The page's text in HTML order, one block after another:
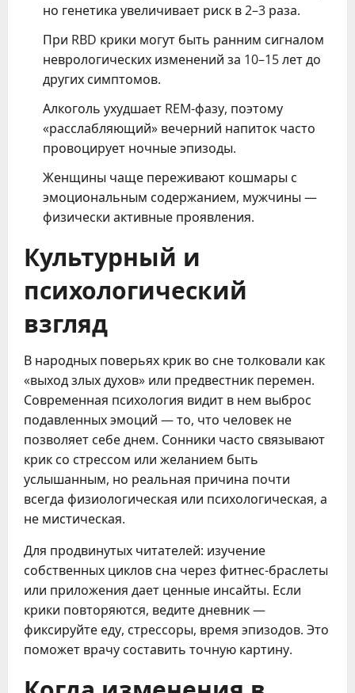
но генетика увеличивает риск в 2–3 раза.
При RBD крики могут быть ранним сигналом
неврологических изменений за 10–15 лет до
других симптомов.
Алкоголь ухудшает REM-фазу, поэтому
«расслабляющий» вечерний напиток часто
провоцирует ночные эпизоды.
Женщины чаще переживают кошмары с
эмоциональным содержанием, мужчины —
физически активные проявления.
Культурный и
психологический
взгляд
В народных поверьях крик во сне толковали как
«выход злых духов» или предвестник перемен.
Современная психология видит в нем выброс
подавленных эмоций — то, что человек не
позволяет себе днем. Сонники часто связывают
крик со стрессом или желанием быть
услышанным, но реальная причина почти
всегда физиологическая или психологическая, а
не мистическая.
Для продвинутых читателей: изучение
собственных циклов сна через фитнес-браслеты
или приложения дает ценные инсайты. Если
крики повторяются, ведите дневник —
фиксируйте еду, стрессоры, время эпизодов. Это
поможет врачу составить точную картину.